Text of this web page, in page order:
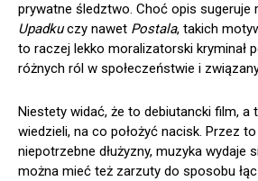
prywatne śledztwo. Choć opis sugeruje
Upadkuczy nawet Postala, takich
to raczej lekko moralizatorski kryminał
różnych ról w społeczeństwie i
Niestety widać, że to debiutancki film, a
wiedzieli, na co położyć nacisk. Przez
niepotrzebne dłużyzny, muzyka wydaje
można mieć też zarzuty do sposobu